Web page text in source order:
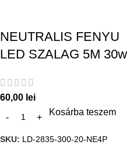
NEUTRALIS FENYU
LED SZALAG 5M 30w
60,00 lei
Kosárba teszem
SKU: LD-2835-300-20-NE4P